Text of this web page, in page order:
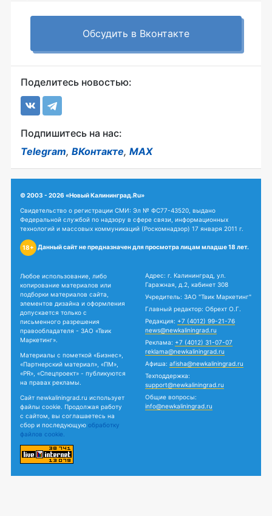
Обсудить в Вконтакте
Поделитесь новостью:
Подпишитесь на нас:
Telegram, ВКонтакте, MAX
© 2003 - 2026 «Новый Калининград.Ru»
Свидетельство о регистрации СМИ: Эл № ФС77-43520, выдано
Федеральной службой по надзору в сфере связи, информационных
технологий и массовых коммуникаций (Роскомнадзор) 17 января 2011 г.
18+ Данный сайт не предназначен для просмотра лицам младше 18 лет.
Любое использование, либо
копирование материалов или
подборки материалов сайта,
элементов дизайна и оформления
допускается только с
письменного разрешения
правообладателя - ЗАО «Твик
Маркетинг».
Материалы с пометкой «Бизнес»,
«Партнерский материал», «ПМ»,
«PR», «Спецпроект» - публикуются
на правах рекламы.
Сайт newkaliningrad.ru использует
файлы cookie. Продолжая работу
с сайтом, вы соглашаетесь на
сбор и последующую обработку
файлов cookie.
Адрес: г. Калининград, ул.
Гаражная, д.2, кабинет 308
Учредитель: ЗАО "Твик Маркетинг"
Главный редактор: Обрехт О.Г.
Редакция: +7 (4012) 99-21-76
news@newkaliningrad.ru
Реклама: +7 (4012) 31-07-07
reklama@newkaliningrad.ru
Афиша: afisha@newkaliningrad.ru
Техподдержка:
support@newkaliningrad.ru
Общие вопросы:
info@newkaliningrad.ru